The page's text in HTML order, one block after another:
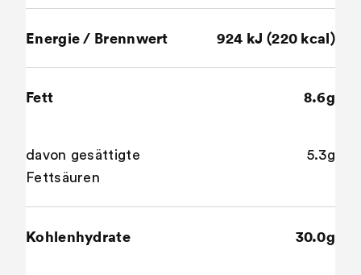
Energie / Brennwert 924 kJ (220 kcal)
Fett 8.6g
davon gesättigte
Fettsäuren
5.3g
Kohlenhydrate 30.0g